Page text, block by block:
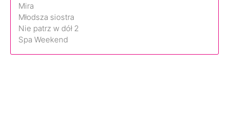
Mira
Młodsza siostra
Nie patrz w dół 2
Spa Weekend